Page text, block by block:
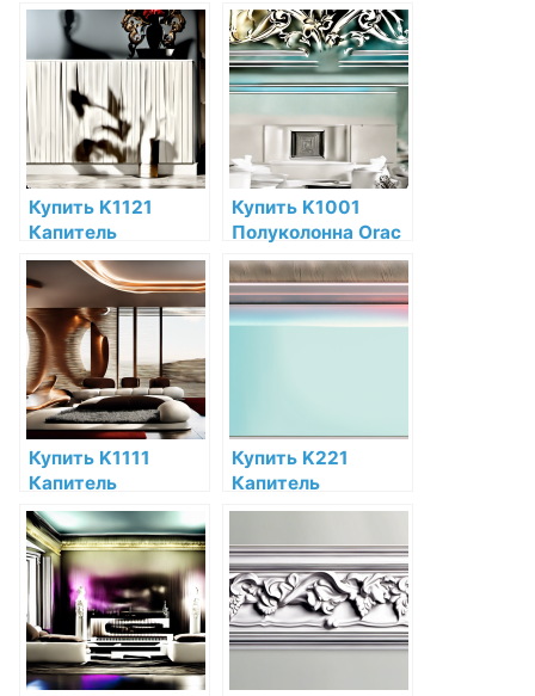
полуколонны Orac
Decor Полиуретан
по низкой цене в
интернет-
магазине
полуколонны Orac
Decor Полиуретан
по низкой цене в
интернет-
Купить K1121
Капитель
полуколонны Orac
Decor
Дюрополимер
Orac Decor по
низкой цене в
интернет-
магазине
Купить K1001
Полуколонна Orac
Decor Полиуретан
по низкой цене в
интернет-
магазине
Купить K1111
Капитель
полуколонны Orac
Decor
Дюрополимер
Orac Decor по
низкой цене в
интернет-
магазине
Купить K221
Капитель
пилястры Orac
по низкой цене в
интернет-
магазине